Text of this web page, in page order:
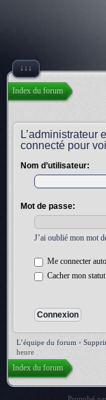
↓↓↓
Index du forum
L’administrateur
connecté pour
Nom d’utilisateur:
Mot de passe:
J’ai oublié mon mot
Me connecter
Cacher mon
L’équipe du forum •
heure
Index du forum